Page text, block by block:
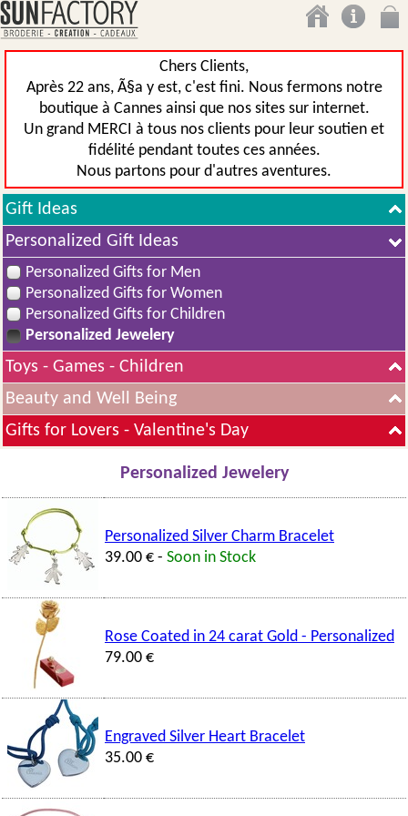
Chers Clients,
Après 22 ans, Ã§a y est, c'est fini. Nous fermons notre
boutique à Cannes ainsi que nos sites sur internet.
Un grand MERCI à tous nos clients pour leur soutien et
fidélité pendant toutes ces années.
Nous partons pour d'autres aventures.
Gift Ideas
Personalized Gift Ideas
Personalized Gifts for Men
Personalized Gifts for Women
Personalized Gifts for Children
Personalized Jewelery
Toys - Games - Children
Beauty and Well Being
Gifts for Lovers - Valentine's Day
Personalized Jewelery
Personalized Silver Charm Bracelet
39.00 € - Soon in Stock
Rose Coated in 24 carat Gold - Personalized
79.00 €
Engraved Silver Heart Bracelet
35.00 €